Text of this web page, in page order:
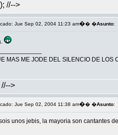
//-->
Jue Sep 02, 2004 11:23 am�� �Asunto:
MAS ME JODE DEL SILENCIO DE
//-->
Jue Sep 02, 2004 11:38 am�� �Asunto:
unos jebis, la mayoria son cantantes